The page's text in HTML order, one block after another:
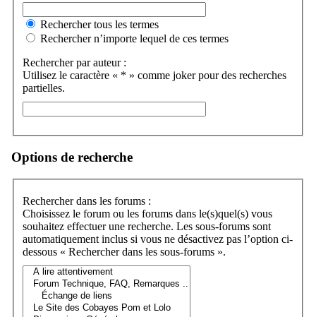
Rechercher tous les termes
Rechercher n’importe lequel de ces termes
Rechercher par auteur :
Utilisez le caractère « * » comme joker pour des recherches
partielles.
Options de recherche
Rechercher dans les forums :
Choisissez le forum ou les forums dans le(s)quel(s) vous
souhaitez effectuer une recherche. Les sous-forums sont
automatiquement inclus si vous ne désactivez pas l’option ci-
dessous « Rechercher dans les sous-forums ».